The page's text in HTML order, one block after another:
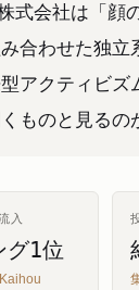
式会社は「顔
合わせた独立
アクティビ
ものと見るの
入
グ1位